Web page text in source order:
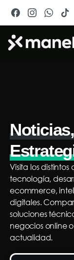
Visita los
tecnología,
ecommerce,
digitales.
soluciones
negocios online
actualidad.